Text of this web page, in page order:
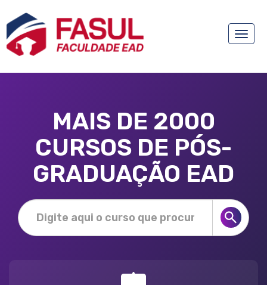
Toggle
MAIS DE 2000
CURSOS DE PÓS-
GRADUAÇÃO EAD